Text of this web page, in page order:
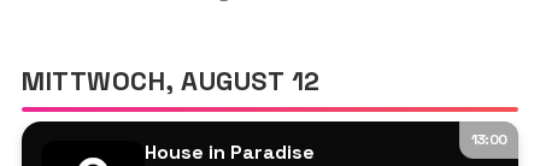
SUCHEN
MITTWOCH, AUGUST 12
13:00
House in Paradise